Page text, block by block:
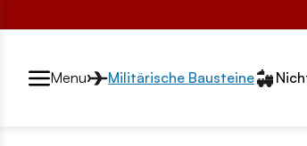
Przełącznik segmentów2
Menu Militärische Bausteine